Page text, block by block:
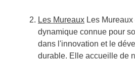
Les MureauxLes Mureaux
dynamique connue pour
dans l'innovation et le
durable. Elle accueille de